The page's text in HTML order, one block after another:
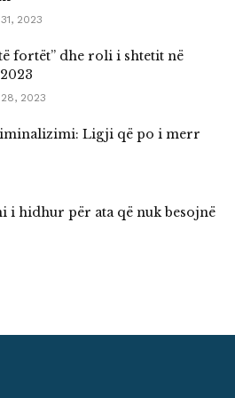
2023
fortët” dhe roli i shtetit në
2023
Ligji që po i merr
i hidhur për ata që nuk besojnë